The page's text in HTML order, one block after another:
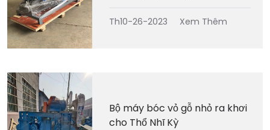
Th10-26-2023 Xem Thêm
Bộ máy bóc vỏ gỗ nhỏ ra khơi
cho Thổ Nhĩ Kỳ